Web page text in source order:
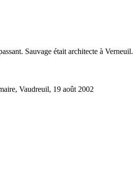
Sauvage était architecte à
Vaudreuil, 19 août 2002